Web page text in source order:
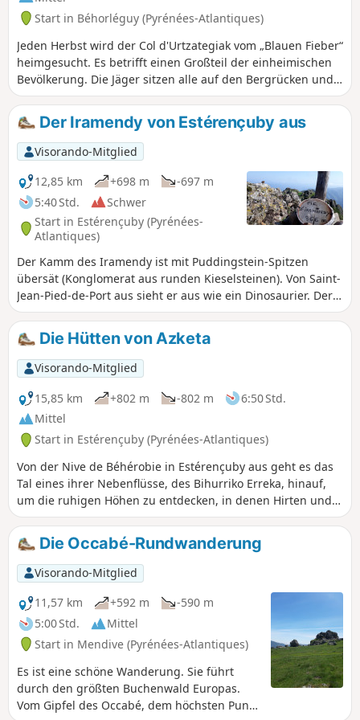
Start in Béhorléguy (Pyrénées-Atlantiques)
Jeden Herbst wird der Col d'Urtzategiak vom „Blauen Fieber“
heimgesucht. Es betrifft einen Großteil der einheimischen
Bevölkerung. Die Jäger sitzen alle auf den Bergrücken und
in den Bäumen und halten Ausschau nach der Wanderung
der Ringeltauben.
Der Iramendy von Estérençuby aus
Visorando-Mitglied
12,85 km
+698 m
-697 m
5:40 Std.
Schwer
Start in Estérençuby (Pyrénées-
Atlantiques)
Der Kamm des Iramendy ist mit Puddingstein-Spitzen
übersät (Konglomerat aus runden Kieselsteinen). Von Saint-
Jean-Pied-de-Port aus sieht er aus wie ein Dinosaurier. Der
Aufstieg zum Gipfel über diesen Kamm von Norden nach
Süden erfordert ein wenig Klettern (Schwierigkeitsgrad 2).
Die vorgeschlagene Wanderung führt über den anderen
Grat zum Gipfel. Keine Schwierigkeiten außer dem
Gesamtgefälle und einigen steilen Abschnitten. Herrlicher
360°-Blick auf die umliegenden Berge.
Die Hütten von Azketa
Visorando-Mitglied
15,85 km
+802 m -802 m
6:50 Std.
Mittel
Start in Estérençuby (Pyrénées-Atlantiques)
Von der Nive de Béhérobie in Estérençuby aus geht es das
Tal eines ihrer Nebenflüsse, des Bihurriko Erreka, hinauf,
um die ruhigen Höhen zu entdecken, in denen Hirten und
ihre Schafe leben. Die Cabanes d'Azketa sind während der
Sommerweidezeit bewohnt. Sie beherbergen die schönen
Schafe der baskisch-bearnischen Rasse mit Hörnern. Diese
Weiden sind auch bei den Pottoks, den kleinen baskischen
Pferden, sehr beliebt.
Die Occabé-Rundwanderung
Visorando-Mitglied
11,57 km
+592 m
-590 m
5:00 Std.
Mittel
Start in Mendive (Pyrénées-Atlantiques)
Es ist eine schöne Wanderung. Sie führt
durch den größten Buchenwald Europas.
Vom Gipfel des Occabé, dem höchsten Punkt